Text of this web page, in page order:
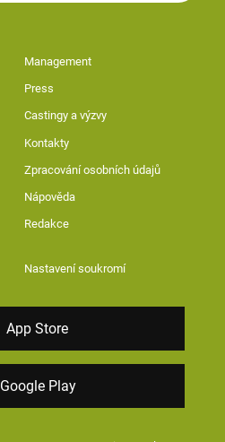
Management
Press
Castingy a výzvy
Kontakty
Zpracování osobních údajů
Nápověda
Redakce
Nastavení soukromí
App Store
Google Play